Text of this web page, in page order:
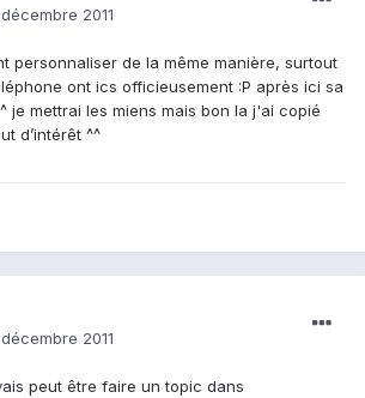
2011
personnaliser de la même manière, surtout
ont ics officieusement :P après ici sa
je mettrai les miens mais bon la j'ai copié
d’intérêt ^^
2011
peut être faire un topic dans